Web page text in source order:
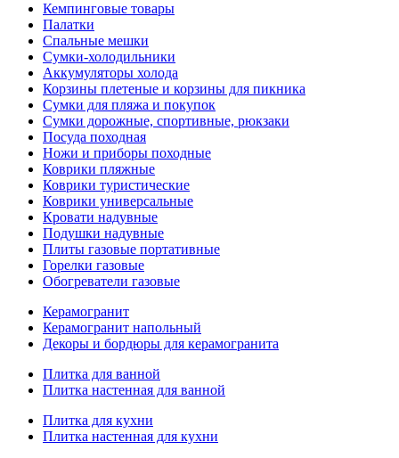
Кемпинговые товары
Палатки
Спальные мешки
Сумки-холодильники
Аккумуляторы холода
Корзины плетеные и корзины для пикника
Сумки для пляжа и покупок
Сумки дорожные, спортивные, рюкзаки
Посуда походная
Ножи и приборы походные
Коврики пляжные
Коврики туристические
Коврики универсальные
Кровати надувные
Подушки надувные
Плиты газовые портативные
Горелки газовые
Обогреватели газовые
Керамогранит
Керамогранит напольный
Декоры и бордюры для керамогранита
Плитка для ванной
Плитка настенная для ванной
Плитка для кухни
Плитка настенная для кухни